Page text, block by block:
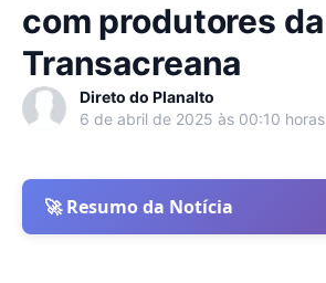
com produtores da
Transacreana
Direto do Planalto
6 de abril de 2025 às 00:10 horas
🚀 Resumo da Notícia